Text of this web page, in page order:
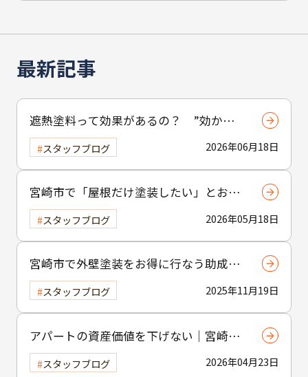
最新記事
遮熱塗料って効果があるの？ ”効かな
い”と言われる理由と正しい使い方 2026年06月18日
スタッフブログ
宮崎市で「屋根だけ塗装したい」とお考
えの方へ｜小工事・雨樋交換だけでも大
歓迎！
2026年05月18日
スタッフブログ
宮崎市で外壁塗装をお得に行なう助成金
制度の活用方法
2025年11月19日
スタッフブログ
アパートの資産価値を下げない｜宮崎市
の賃貸物件塗装のポイント
2026年04月23日
スタッフブログ